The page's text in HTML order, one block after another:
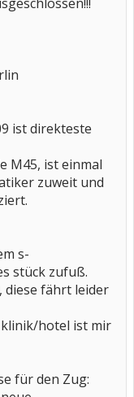
ist direkteste
M45, ist einmal
zuweit und
s-
stück zufuß.
diese fährt leider
hotel ist mir
für den Zug: